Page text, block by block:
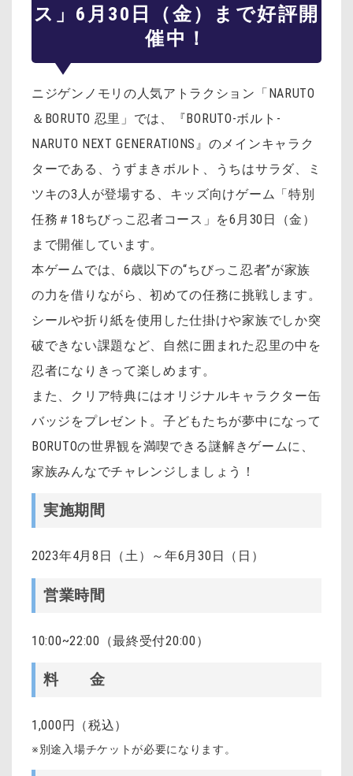
ス」6月30日（金）まで好評開
催中！
ニジゲンノモリの人気アトラクション「NARUTO
＆BORUTO 忍里」では、『BORUTO-ボルト-
NARUTO NEXT GENERATIONS』のメインキャラク
ターである、うずまきボルト、うちはサラダ、ミ
ツキの3人が登場する、キッズ向けゲーム「特別
任務＃18ちびっこ忍者コース」を6月30日（金）
まで開催しています。
本ゲームでは、6歳以下の“ちびっこ忍者”が家族
の力を借りながら、初めての任務に挑戦します。
シールや折り紙を使用した仕掛けや家族でしか突
破できない課題など、自然に囲まれた忍里の中を
忍者になりきって楽しめます。
また、クリア特典にはオリジナルキャラクター缶
バッジをプレゼント。子どもたちが夢中になって
BORUTOの世界観を満喫できる謎解きゲームに、
家族みんなでチャレンジしましょう！
実施期間
2023年4月8日（土）～年6月30日（日）
営業時間
10:00~22:00（最終受付20:00）
料 金
1,000円（税込）
※別途入場チケットが必要になります。